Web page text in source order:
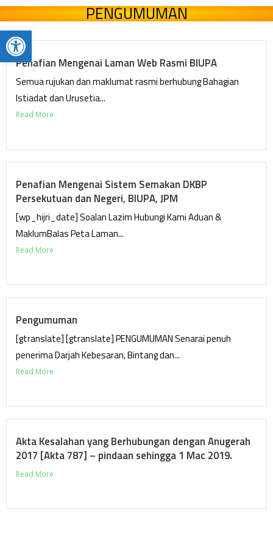
Open toolbar
PENGUMUMAN
Penafian Mengenai Laman Web Rasmi BIUPA
Semua rujukan dan maklumat rasmi berhubung Bahagian
Istiadat dan Urusetia...
Read More
Penafian Mengenai Sistem Semakan DKBP
Persekutuan dan Negeri, BIUPA, JPM
[wp_hijri_date] Soalan Lazim Hubungi Kami Aduan &
MaklumBalas Peta Laman...
Read More
Pengumuman
[gtranslate] [gtranslate] PENGUMUMAN Senarai penuh
penerima Darjah Kebesaran, Bintang dan...
Read More
Akta Kesalahan yang Berhubungan dengan Anugerah
2017 [Akta 787] – pindaan sehingga 1 Mac 2019.
Read More